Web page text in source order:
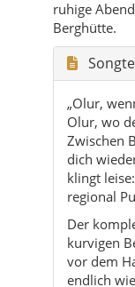
„Olur,
Olur, wo
Zwischen
dich
klingt
regional
Der
kurvigen
vor dem
endlich
So